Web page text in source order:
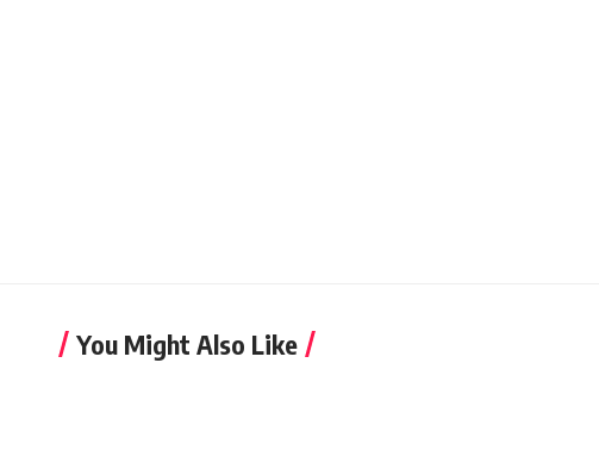
You Might Also Like